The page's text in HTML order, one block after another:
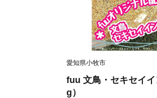
愛知県小牧市
fuu 文鳥・セキセイ
g）